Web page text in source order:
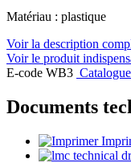
Matériau : plastique
Voir la description
Voir le produit
E-code WB3
Documents